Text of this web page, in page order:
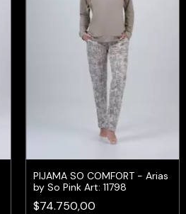
PIJAMA SO COMFORT - Arias
by So Pink Art: 11798
$74.750,00